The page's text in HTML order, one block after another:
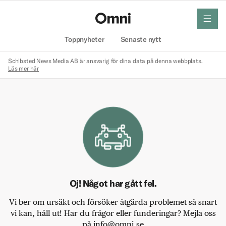
Toppnyheter Senaste nytt
meny
Schibsted News Media AB är ansvarig för dina data på denna webbplats.
Läs mer här
Oj! Något har gått fel.
Vi ber om ursäkt och försöker åtgärda problemet så snart
vi kan, håll ut! Har du frågor eller funderingar? Mejla oss